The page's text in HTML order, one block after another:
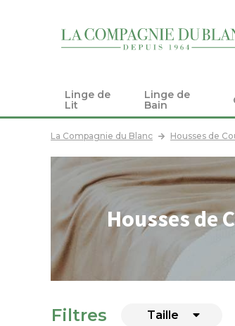
Linge de
Lit
Linge de
Bain
La Compagnie du Blanc Housses de
Housses de
Filtres Taille